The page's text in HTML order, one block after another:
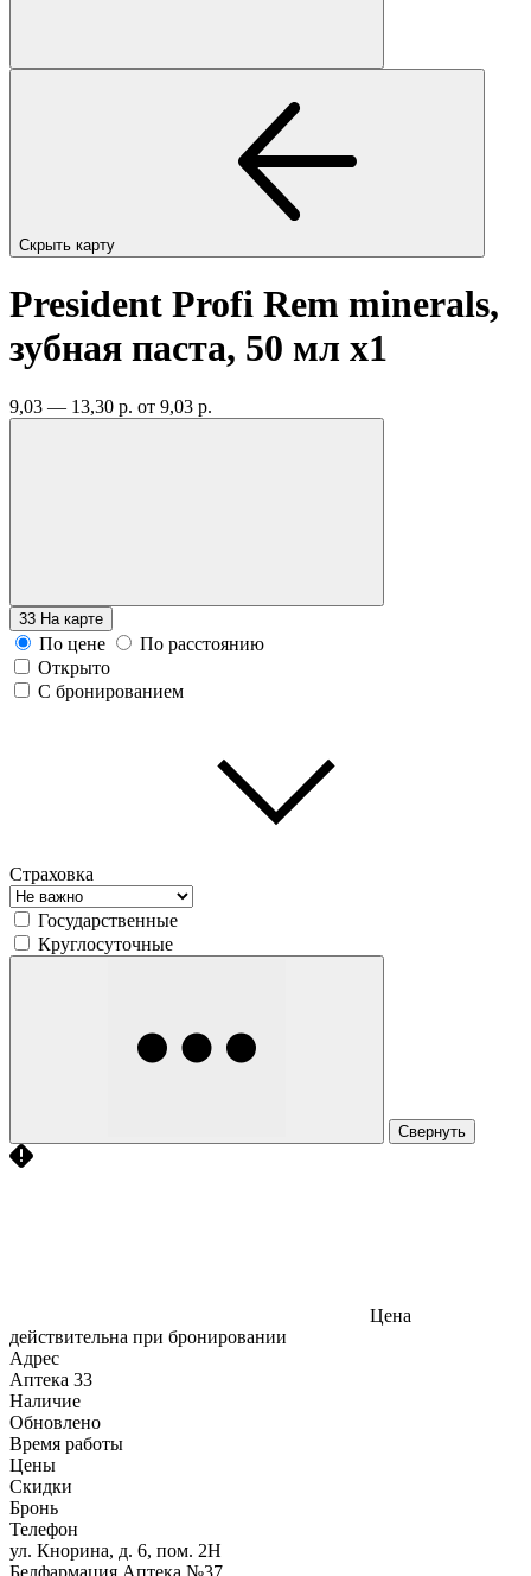
Скрыть карту
President Profi Rem minerals,
зубная паста, 50 мл x1
9,03 — 13,30 р. от 9,03 р.
33 На карте
По цене
По расстоянию
Открыто
С бронированием
Страховка
Государственные
Круглосуточные
Свернуть
Цена
действительна при бронировании
Адрес
Аптека 33
Наличие
Обновлено
Время работы
Цены
Скидки
Бронь
Телефон
ул. Кнорина, д. 6, пом. 2Н
Белфармация Аптека №37